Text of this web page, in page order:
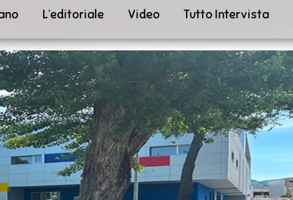
L’editoriale Video Tutto Intervista